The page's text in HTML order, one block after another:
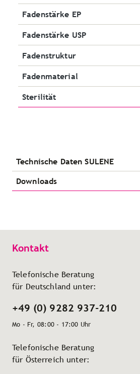
Fadenstärke EP
Fadenstärke USP
Fadenstruktur
Fadenmaterial
Sterilität
Technische Daten SULENE
Downloads
Kontakt
Telefonische Beratung
für Deutschland unter:
+49 (0) 9282 937-210
Mo - Fr, 08:00 - 17:00 Uhr
Telefonische Beratung
für Österreich unter: